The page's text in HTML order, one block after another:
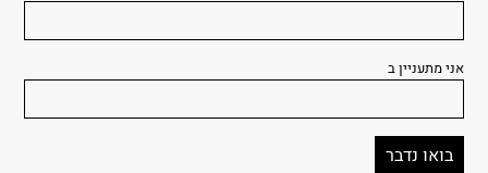
אני מתעניין ב